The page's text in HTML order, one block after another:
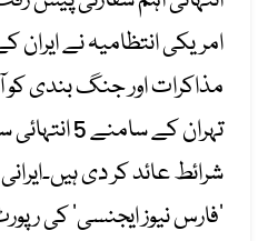
امریکی انتظامیہ نے ایران
مذاکرات اور جنگ بندی
تہران کے
شرائط عائد کر دی
’فارس نیوز ایجنسی‘ کی